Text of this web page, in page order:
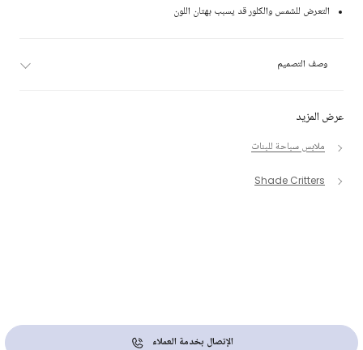
عرض المزيد
ملابس سباحة للبنات
Shade Critters
التعرض للشمس والكلور قد يسبب بهتان اللون
وصف التصميم
الإتصال بخدمة العملاء